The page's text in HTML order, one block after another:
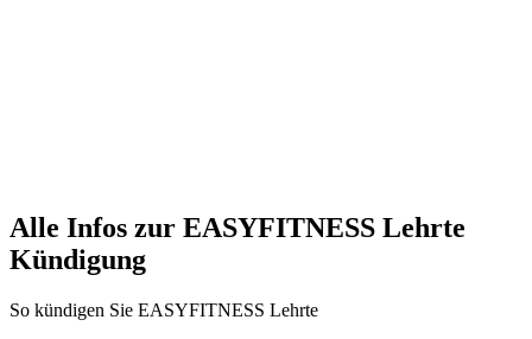
Alle Infos zur EASYFITNESS Lehrte
Kündigung
So kündigen Sie EASYFITNESS Lehrte